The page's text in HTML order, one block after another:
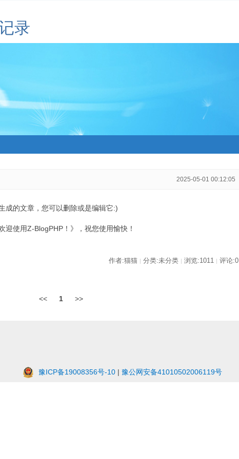
录
2025-05-01 00:12:05
成的文章，您可以删除或是编辑它:)
迎使用Z-BlogPHP！》，祝您使用愉快！
作者:猫猫 | 分类:未分类 | 浏览:1011 | 评论:0
<< 1 >>
豫ICP备19008356号-10 | 豫公网安备41010502006119号